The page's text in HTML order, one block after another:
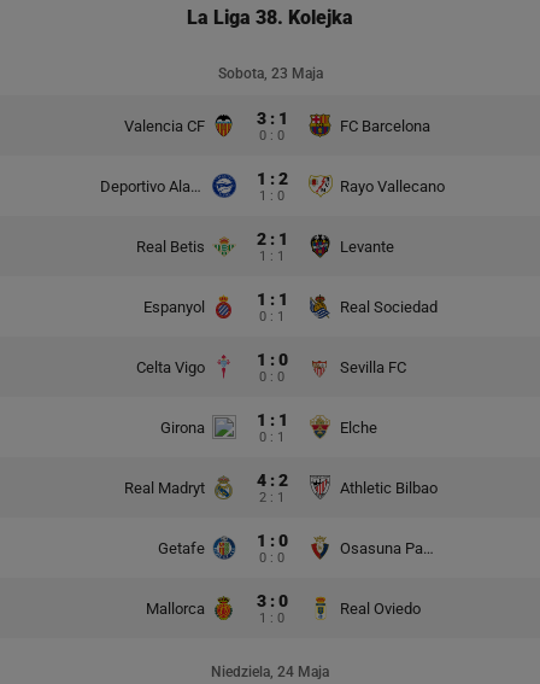
La Liga 38. Kolejka
Sobota, 23 Maja
Valencia CF 3 : 1
0 : 0
FC Barcelona
Deportivo Alaves 1 : 2
1 : 0
Rayo Vallecano
Real Betis 2 : 1
1 : 1
Levante
Espanyol 1 : 1
0 : 1
Real Sociedad
Celta Vigo 1 : 0
0 : 0
Sevilla FC
Girona 1 : 1
0 : 1
Elche
Real Madryt 4 : 2
2 : 1
Athletic Bilbao
Getafe 1 : 0
0 : 0
Osasuna Pampeluna
Mallorca 3 : 0
1 : 0
Real Oviedo
Niedziela, 24 Maja